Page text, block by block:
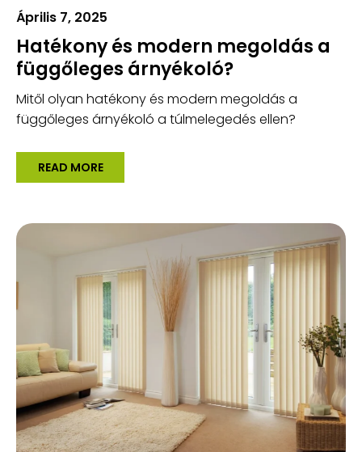
Április 7, 2025
Hatékony és modern megoldás a
függőleges árnyékoló?
Mitől olyan hatékony és modern megoldás a
függőleges árnyékoló a túlmelegedés ellen?
READ MORE